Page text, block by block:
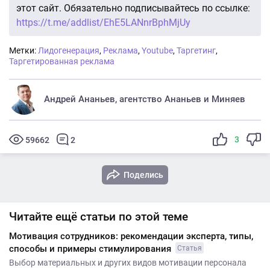
этот сайт. Обязательно подписывайтесь по ссылке:
https://t.me/addlist/EhE5LANnrBphMjUy
Метки: Лидогенерация, Реклама, Youtube, Таргетинг,
Таргетированная реклама
Андрей Ананьев, агентство Ананьев и Миняев
59662 2 3
Поделись
Читайте ещё статьи по этой теме
Мотивация сотрудников: рекомендации эксперта, типы,
способы и примеры стимулирования
Статья
Выбор материальных и других видов мотивации персонала